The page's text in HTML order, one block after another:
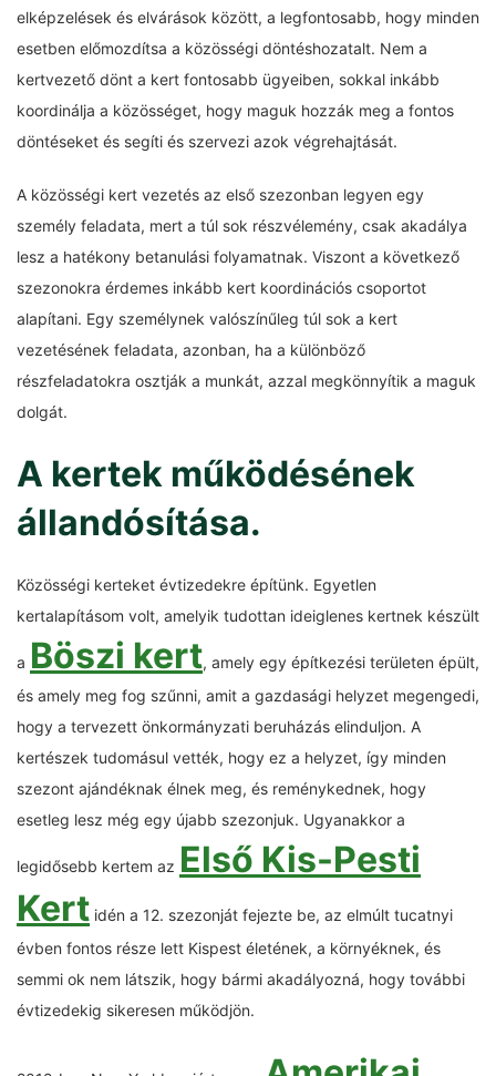
elképzelések és elvárások között, a legfontosabb, hogy minden
esetben előmozdítsa a közösségi döntéshozatalt. Nem a
kertvezető dönt a kert fontosabb ügyeiben, sokkal inkább
koordinálja a közösséget, hogy maguk hozzák meg a fontos
döntéseket és segíti és szervezi azok végrehajtását.
A közösségi kert vezetés az első szezonban legyen egy
személy feladata, mert a túl sok részvélemény, csak akadálya
lesz a hatékony betanulási folyamatnak. Viszont a következő
szezonokra érdemes inkább kert koordinációs csoportot
alapítani. Egy személynek valószínűleg túl sok a kert
vezetésének feladata, azonban, ha a különböző
részfeladatokra osztják a munkát, azzal megkönnyítik a maguk
dolgát.
A kertek működésének
állandósítása.
Közösségi kerteket évtizedekre építünk. Egyetlen
kertalapításom volt, amelyik tudottan ideiglenes kertnek készült
a Böszi kert, amely egy építkezési területen épült,
és amely meg fog szűnni, amit a gazdasági helyzet megengedi,
hogy a tervezett önkormányzati beruházás elinduljon. A
kertészek tudomásul vették, hogy ez a helyzet, így minden
szezont ajándéknak élnek meg, és reménykednek, hogy
esetleg lesz még egy újabb szezonjuk. Ugyanakkor a
legidősebb kertem az Első Kis-Pesti
Kert idén a 12. szezonját fejezte be, az elmúlt tucatnyi
évben fontos része lett Kispest életének, a környéknek, és
semmi ok nem látszik, hogy bármi akadályozná, hogy további
évtizedekig sikeresen működjön.